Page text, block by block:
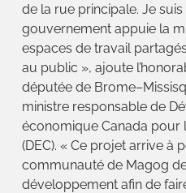
de la rue principale. Je
gouvernement appuie la
espaces de travail
au public », ajoute
députée de
ministre responsable de
économique Canada pour
(DEC). « Ce projet arrive à
communauté de Magog
développement afin de